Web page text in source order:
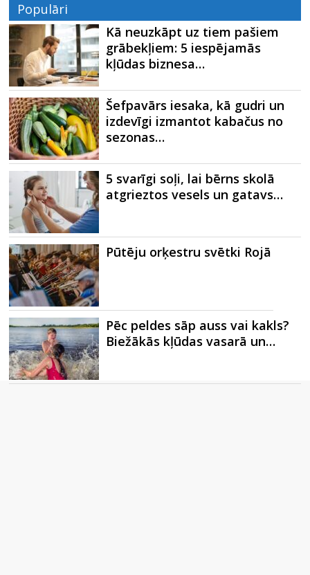
Populāri
Kā neuzkāpt uz tiem pašiem
grābekļiem: 5 iespējamās
kļūdas biznesa…
Šefpavārs iesaka, kā gudri un
izdevīgi izmantot kabačus no
sezonas…
5 svarīgi soļi, lai bērns skolā
atgrieztos vesels un gatavs…
Pūtēju orķestru svētki Rojā
Pēc peldes sāp auss vai kakls?
Biežākās kļūdas vasarā un…